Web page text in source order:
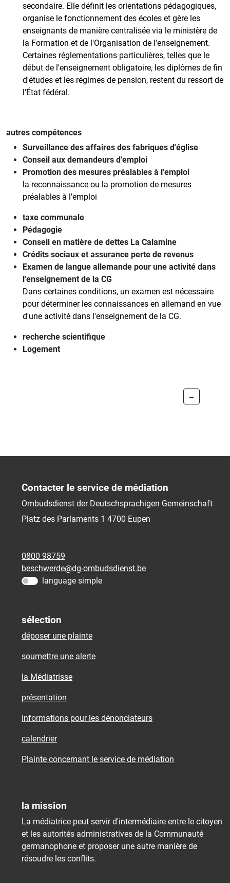
secondaire. Elle définit les orientations pédagogiques,
organise le fonctionnement des écoles et gère les
enseignants de manière centralisée via le ministère de
la Formation et de l'Organisation de l'enseignement.
Certaines réglementations particulières, telles que le
début de l'enseignement obligatoire, les diplômes de fin
d'études et les régimes de pension, restent du ressort de
l'État fédéral.
autres compétences
Surveillance des affaires des fabriques d'église
Conseil aux demandeurs d'emploi
Promotion des mesures préalables à l'emploi
la reconnaissance ou la promotion de mesures
préalables à l'emploi
taxe communale
Pédagogie
Conseil en matière de dettes La Calamine
Crédits sociaux et assurance perte de revenus
Examen de langue allemande pour une activité dans
l'enseignement de la CG
Dans certaines conditions, un examen est nécessaire
pour déterminer les connaissances en allemand en vue
d'une activité dans l'enseignement de la CG.
recherche scientifique
Logement
→
Contacter le service de médiation
Ombudsdienst der Deutschsprachigen Gemeinschaft
Platz des Parlaments 1 4700 Eupen
0800 98759
beschwerde@dg-ombudsdienst.be
language simple
sélection
déposer une plainte
soumettre une alerte
la Médiatrisse
présentation
informations pour les dénonciateurs
calendrier
Plainte concernant le service de médiation
la mission
La médiatrice peut servir d'intermédiaire entre le citoyen
et les autorités administratives de la Communauté
germanophone et proposer une autre manière de
résoudre les conflits.